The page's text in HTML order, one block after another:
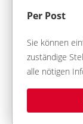
Per Post
Sie können
zuständige
alle nötigen